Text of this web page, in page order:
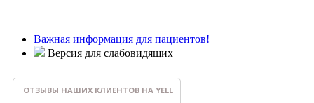
Важная информация для пациентов!
Версия для слабовидящих
ОТЗЫВЫ НАШИХ КЛИЕНТОВ НА YELL